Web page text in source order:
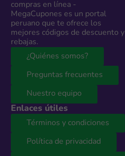
compras en línea -
MegaCupones es un portal
peruano que te ofrece los
mejores códigos de descuento y
rebajas.
¿Quiénes somos?
Preguntas frecuentes
Nuestro equipo
Enlaces útiles
Términos y condiciones
Política de privacidad